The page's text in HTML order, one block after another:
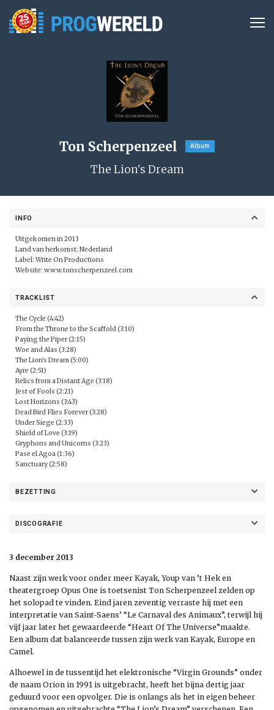
Ton Scherpenzeel Album
The Lion's Dream
INFO
Uitgekomen in 2013
Land van herkomst: Nederland
Label: Write On Productions
Website: www.tonscherpenzeel.com
TRACKLIST
The Cycle (4:42)
From the Throne to the Scaffold (3:10)
Paying the Piper (2:15)
Woe and Alas (3:28)
The Lion's Dream (5:00)
Ayre (2:51)
Relics from a Distant Age (3:18)
Jest of Fools (2:21)
Lost Horizons (3:43)
Dead Bird Flies Forever (3:28)
Under Siege (2:33)
Shield of Love (3:19)
Gryphons and Unicorns (3:23)
Pase el Agoa (1:36)
Sanctuary (2:58)
BEZETTING
DISCOGRAFIE
3 december 2013
Naast zijn werk voor onder meer Kayak, Youp van ’t Hek en
theatergroep Opus One is toetsenist Ton Scherpenzeel zelden op
het solopad te vinden. Eind jaren zeventig verraste hij met een
interpretatie van Saint-Saens’ “Le Carnaval des Animaux”, terwijl hij
vijf jaar later het gewaardeerde “Heart Of The Universe”maakte.
Een album dat balanceerde tussen zijn werk van Kayak, Europe en
Camel.
Alhoewel in de tussentijd het elektronische “Virgin Grounds” onder
de naam Orion in 1991 is uitgebracht, heeft het bijna dertig jaar
geduurd voor een opvolger. Die is onlangs als het in eigen beheer